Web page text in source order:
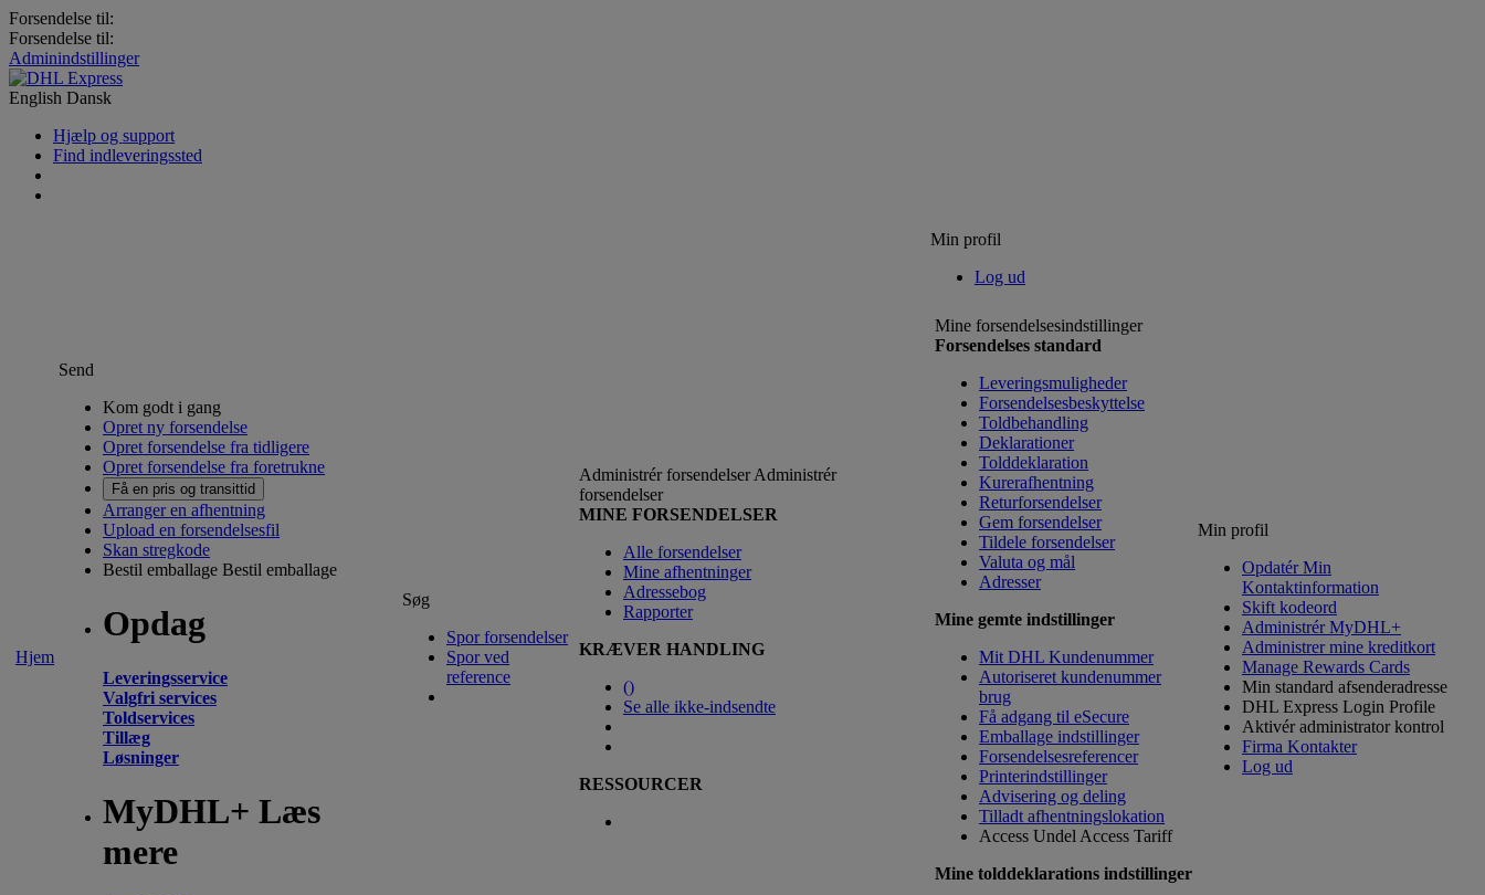
Forsendelse til:
Forsendelse til:
Adminindstillinger
English Dansk
Hjælp og support
Find indleveringssted
Min profil
Log ud
Hjem
Send
Kom godt i gang
Opret ny forsendelse
Opret forsendelse fra tidligere
Opret forsendelse fra foretrukne
Få en pris og transittid
Arranger en afhentning
Upload en forsendelsesfil
Skan stregkode
Bestil emballage Bestil emballage
Opdag
Leveringsservice
Valgfri services
Toldservices
Tillæg
Løsninger
MyDHL+ Læs
mere
Søg
Spor forsendelser
Spor ved
reference
Administrér forsendelserAdministrér
forsendelser
MINE FORSENDELSER
Alle forsendelser
Mine afhentninger
Adressebog
Rapporter
KRÆVER HANDLING
()
Se alle ikke-indsendte
RESSOURCER
Mine forsendelsesindstillinger
Forsendelses standard
Leveringsmuligheder
Forsendelsesbeskyttelse
Toldbehandling
Deklarationer
Tolddeklaration
Kurerafhentning
Returforsendelser
Gem forsendelser
Tildele forsendelser
Valuta og mål
Adresser
Mine gemte indstillinger
Mit DHL Kundenummer
Autoriseret kundenummer
brug
Få adgang til eSecure
Emballage indstillinger
Forsendelsesreferencer
Printerindstillinger
Advisering og deling
Tilladt afhentningslokation
Access Undel Access Tariff
Mine tolddeklarations indstillinger
Min profil
Opdatér Min
Kontaktinformation
​Skift kodeord
Administrér MyDHL+
Administrer mine kreditkort
Manage Rewards Cards
Min standard afsenderadresse
DHL Express Login Profile
Aktivér administrator kontrol
Firma Kontakter
Log ud